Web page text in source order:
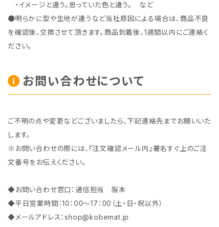
・イメージと違う。思っていた色と違う。 など
●明らかに型や生地が違うなど当社原因による場合は、商品不良
を確認後、交換させて頂きます。商品到着後、1週間以内にご連絡く
ださい。
お問い合わせについて
ご不明の点や変更などございましたら、下記連絡先までお願いいた
します。
※お問い合わせの際には、『注文確認メール内』署名すぐ上のご注
文番号をお伝えください。
◆お問い合わせ窓口：通信担当 阪本
◆平日営業時間：10：00～17：00（土・日・祝以外）
◆メールアドレス：shop@kobemat.jp